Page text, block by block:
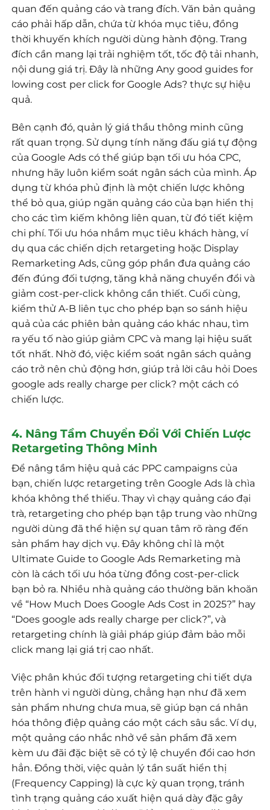
quan đến quảng cáo và trang đích. Văn bản quảng
cáo phải hấp dẫn, chứa từ khóa mục tiêu, đồng
thời khuyến khích người dùng hành động. Trang
đích cần mang lại trải nghiệm tốt, tốc độ tải nhanh,
nội dung giá trị. Đây là những Any good guides for
lowing cost per click for Google Ads? thực sự hiệu
quả.
Bên cạnh đó, quản lý giá thầu thông minh cũng
rất quan trọng. Sử dụng tính năng đấu giá tự động
của Google Ads có thể giúp bạn tối ưu hóa CPC,
nhưng hãy luôn kiểm soát ngân sách của mình. Áp
dụng từ khóa phủ định là một chiến lược không
thể bỏ qua, giúp ngăn quảng cáo của bạn hiển thị
cho các tìm kiếm không liên quan, từ đó tiết kiệm
chi phí. Tối ưu hóa nhắm mục tiêu khách hàng, ví
dụ qua các chiến dịch retargeting hoặc Display
Remarketing Ads, cũng góp phần đưa quảng cáo
đến đúng đối tượng, tăng khả năng chuyển đổi và
giảm cost-per-click không cần thiết. Cuối cùng,
kiểm thử A-B liên tục cho phép bạn so sánh hiệu
quả của các phiên bản quảng cáo khác nhau, tìm
ra yếu tố nào giúp giảm CPC và mang lại hiệu suất
tốt nhất. Nhờ đó, việc kiểm soát ngân sách quảng
cáo trở nên chủ động hơn, giúp trả lời câu hỏi Does
google ads really charge per click? một cách có
chiến lược.
4. Nâng Tầm Chuyển Đổi Với Chiến Lược
Retargeting Thông Minh
Để nâng tầm hiệu quả các PPC campaigns của
bạn, chiến lược retargeting trên Google Ads là chìa
khóa không thể thiếu. Thay vì chạy quảng cáo đại
trà, retargeting cho phép bạn tập trung vào những
người dùng đã thể hiện sự quan tâm rõ ràng đến
sản phẩm hay dịch vụ. Đây không chỉ là một
Ultimate Guide to Google Ads Remarketing mà
còn là cách tối ưu hóa từng đồng cost-per-click
bạn bỏ ra. Nhiều nhà quảng cáo thường băn khoăn
về “How Much Does Google Ads Cost in 2025?” hay
“Does google ads really charge per click?”, và
retargeting chính là giải pháp giúp đảm bảo mỗi
click mang lại giá trị cao nhất.
Việc phân khúc đối tượng retargeting chi tiết dựa
trên hành vi người dùng, chẳng hạn như đã xem
sản phẩm nhưng chưa mua, sẽ giúp bạn cá nhân
hóa thông điệp quảng cáo một cách sâu sắc. Ví dụ,
một quảng cáo nhắc nhở về sản phẩm đã xem
kèm ưu đãi đặc biệt sẽ có tỷ lệ chuyển đổi cao hơn
hẳn. Đồng thời, việc quản lý tần suất hiển thị
(Frequency Capping) là cực kỳ quan trọng, tránh
tình trạng quảng cáo xuất hiện quá dày đặc gây